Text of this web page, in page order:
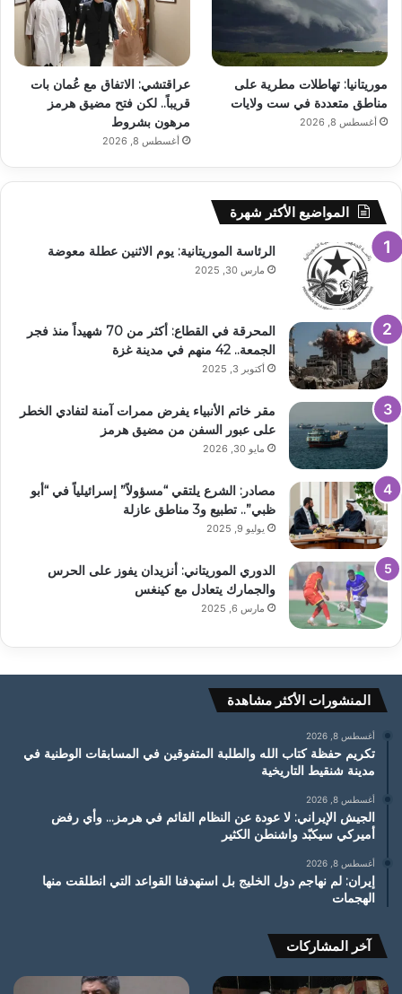
موريتانيا: تهاطلات مطرية على
مناطق متعددة في ست ولايات
أغسطس 8, 2026
عراقتشي: الاتفاق مع عُمان بات
قريباً.. لكن فتح مضيق هرمز
مرهون بشروط
أغسطس 8, 2026
المواضيع الأكثر شهرة
الرئاسة الموريتانية: يوم الاثنين عطلة معوضة
مارس 30, 2025
المحرقة في القطاع: أكثر من 70 شهيداً منذ فجر
الجمعة.. 42 منهم في مدينة غزة
أكتوبر 3, 2025
مقر خاتم الأنبياء يفرض ممرات آمنة لتفادي الخطر
على عبور السفن من مضيق هرمز
مايو 30, 2026
مصادر: الشرع يلتقي “مسؤولاً” إسرائيلياً في “أبو
ظبي”.. تطبيع و3 مناطق عازلة
يوليو 9, 2025
الدوري الموريتاني: أنزيدان يفوز على الحرس
والجمارك يتعادل مع كينغس
مارس 6, 2025
المنشورات الأكثر مشاهدة
أغسطس 8, 2026
تكريم حفظة كتاب الله والطلبة المتفوقين في المسابقات الوطنية في
مدينة شنقيط التاريخية
أغسطس 8, 2026
الجيش الإيراني: لا عودة عن النظام القائم في هرمز… وأي رفض
أميركي سيكبّد واشنطن الكثير
أغسطس 8, 2026
إيران: لم نهاجم دول الخليج بل استهدفنا القواعد التي انطلقت منها
الهجمات
آخر المشاركات